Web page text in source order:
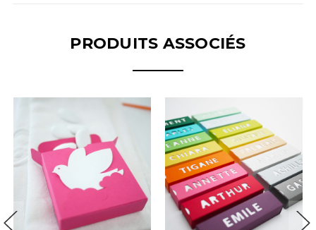
PRODUITS ASSOCIÉS